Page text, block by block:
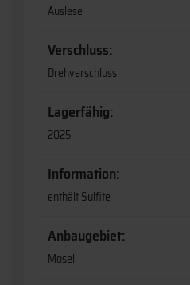
Auslese
Verschluss:
Drehverschluss
Lagerfähig:
2025
Information:
enthält Sulfite
Anbaugebiet:
Mosel